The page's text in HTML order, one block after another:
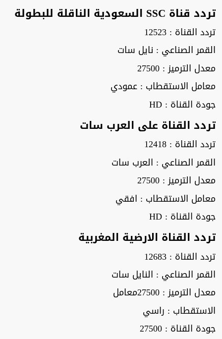
تردد قناة SSC السعودية الناقلة للبطولة
تردد القناة : 12523
القمر الصناعي : نايل سات
معدل الترميز : 27500
معامل الاستقطاب : عمودي
جودة القناة : HD
تردد القناة على العرب سات
تردد القناة : 12418
القمر الصناعي : العرب سات
معدل الترميز : 27500
معامل الاستقطاب : افقي
جودة القناة : HD
تردد القناة الارضية المغربية
تردد القناة : 12683
القمر الصناعي : النايل سات
معدل الترميز : 27500معامل
الاستقطاب : راسي
جودة القناة : 27500